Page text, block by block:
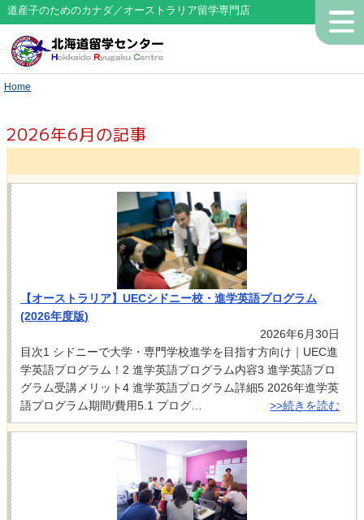
道産子のためのカナダ／オーストラリア留学専門店
Home
2026年6月の記事
【オーストラリア】UECシドニー校・進学英語プログラム
(2026年度版)
2026年6月30日
目次1 シドニーで大学・専門学校進学を目指す方向け｜UEC進
学英語プログラム！2 進学英語プログラム内容3 進学英語プロ
グラム受講メリット4 進学英語プログラム詳細5 2026年進学英
語プログラム期間/費用5.1 プログ…
>>続きを読む